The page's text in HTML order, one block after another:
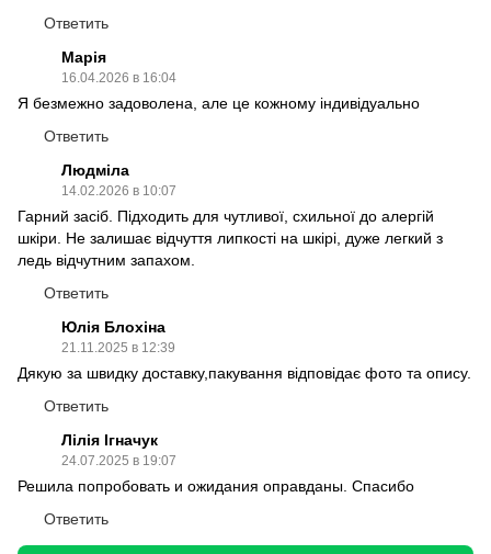
Ответить
Марія
16.04.2026 в 16:04
Я безмежно задоволена, але це кожному індивідуально
Ответить
Людміла
14.02.2026 в 10:07
Гарний засіб. Підходить для чутливої, схильної до алергій
шкіри. Не залишає відчуття липкості на шкірі, дуже легкий з
ледь відчутним запахом.
Ответить
Юлія Блохіна
21.11.2025 в 12:39
Дякую за швидку доставку,пакування відповідає фото та опису.
Ответить
Лілія Ігначук
24.07.2025 в 19:07
Решила попробовать и ожидания оправданы. Спасибо
Ответить